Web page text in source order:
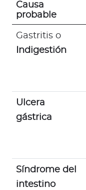
Causa
probable
Gastritis o
Indigestión
Ulcera
gástrica
Síndrome del
intestino